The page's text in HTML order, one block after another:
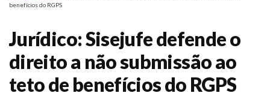
benefícios do RGPS
Jurídico: Sisejufe defende o
direito a não submissão ao
teto de benefícios do RGPS
Jurídico
O Sindicato
Agenda
Casa do Alto